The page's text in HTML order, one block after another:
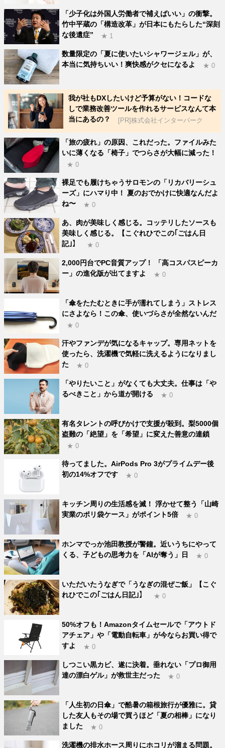
「少子化は外国人労働者で補えばいい」の衝撃。
竹中平蔵の「構造改革」が日本にもたらした“深刻
な後遺症”
★ 1
数量限定の「夏に使いたいシャワージェル」が、
本当に気持ちいい！爽快感がクセになるよ
★ 0
我が社もDXしたいけど予算がない！コードな
しで業務改善ツールを作れるサービスなんて本
当にあるの？
[PR]株式会社インターパーク
「旅の疲れ」の原因、これだった。ファイルみた
いに薄くなる「椅子」でつらさが大幅に減った！
★ 0
裸足でも履けちゃうサロモンの「リカバリーシュ
ーズ」にハマり中！ 夏のおでかけに快適なんだよ
ね〜
★ 0
あ、肉が美味しく感じる。コッテリしたソースも
美味しく感じる。【こぐれひでこの｢ごはん日
記｣】
★ 0
2,000円台でPC音質アップ！ 「高コスパスピーカ
ー」の進化版が出てますよ
★ 0
「傘をたたむときに手が濡れてしまう」ストレス
にさよなら！この傘、使いづらさが全然ないんだ
★ 0
汗やファンデが気になるキャップ。専用ネットを
使ったら、洗濯機で気軽に洗えるようになりまし
た
★ 0
「やりたいこと」がなくても大丈夫。仕事は「や
るべきこと」から道が開ける
★ 0
有名タレントの呼びかけで支援が殺到。梨5000個
盗難の「絶望」を「希望」に変えた善意の連鎖
★ 0
待ってました。AirPods Pro 3がプライムデー後
初の14%オフです
★ 0
キッチン周りの生活感を滅！ 浮かせて整う「山崎
実業のポリ袋ケース」がポイント5倍
★ 0
ホンマでっか池田教授が警鐘。近いうちにやって
くる、子どもの思考力を「AIが奪う」日
★ 0
いただいたうなぎで「うなぎの混ぜご飯」【こぐ
れひでこの｢ごはん日記｣】
★ 0
50%オフも！Amazonタイムセールで「アウトド
アチェア」や「電動自転車」が今ならお買い得で
すよ
★ 0
しつこい黒カビ、遂に決着。垂れない「プロ御用
達の漂白ゲル」が救世主だった
★ 0
「人生初の日傘」で酷暑の箱根旅行が優雅に。貸
した友人もその場で買うほど「夏の相棒」になり
ました
★ 0
洗濯機の排水ホース周りにホコリが溜まる問題。